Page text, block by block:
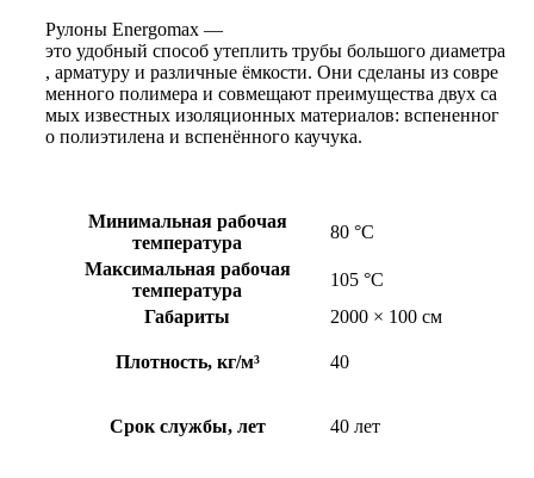
т
в
о
т
о
в
Р
л
Рулоны Energomax —
это удобный способ утеплить трубы большого диаметра
, арматуру и различные ёмкости. Они сделаны из совре
менного полимера и совмещают преимущества двух са
мых известных изоляционных материалов: вспененног
о полиэтилена и вспенённого каучука.
Минимальная рабочая
температура
80 °С
Максимальная рабочая
температура
105 °С
Габариты
2000 × 100 см
Плотность, кг/м³ 40
Срок службы, лет 40 лет